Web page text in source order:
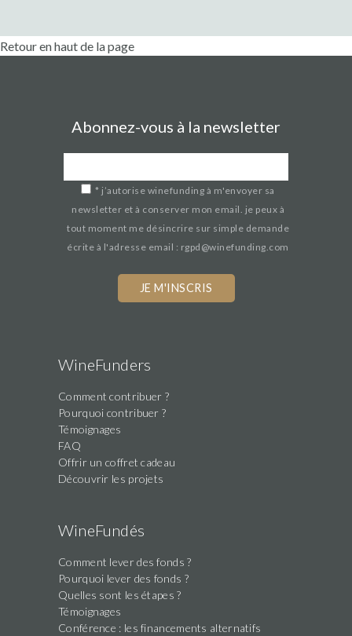
Retour en haut de la page
Abonnez-vous à la newsletter
* j’autorise winefunding à m'envoyer sa
newsletter et à conserver mon email. je peux à
tout moment me désincrire sur simple demande
écrite à l'adresse email : rgpd@winefunding.com
this
field
WineFunders
Comment contribuer ?
Pourquoi contribuer ?
Témoignages
FAQ
Offrir un coffret cadeau
Découvrir les projets
WineFundés
Comment lever des fonds ?
Pourquoi lever des fonds ?
Quelles sont les étapes ?
Témoignages
Conférence : les financements alternatifs